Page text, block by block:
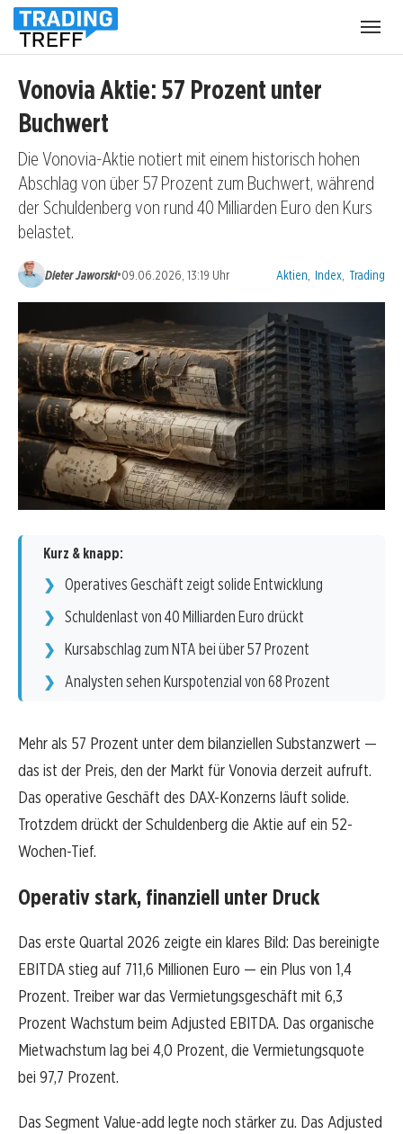
Vonovia Aktie: 57 Prozent unter
Buchwert
Die Vonovia-Aktie notiert mit einem historisch hohen
Abschlag von über 57 Prozent zum Buchwert, während
der Schuldenberg von rund 40 Milliarden Euro den Kurs
belastet.
Dieter Jaworski•09.06.2026, 13:19 Uhr Kategorien:
Aktien Index Trading
Kurz & knapp:
Operatives Geschäft zeigt solide Entwicklung
Schuldenlast von 40 Milliarden Euro drückt
Kursabschlag zum NTA bei über 57 Prozent
Analysten sehen Kurspotenzial von 68 Prozent
Mehr als 57 Prozent unter dem bilanziellen Substanzwert —
das ist der Preis, den der Markt für Vonovia derzeit aufruft.
Das operative Geschäft des DAX-Konzerns läuft solide.
Trotzdem drückt der Schuldenberg die Aktie auf ein 52-
Wochen-Tief.
Operativ stark, finanziell unter Druck
Das erste Quartal 2026 zeigte ein klares Bild: Das bereinigte
EBITDA stieg auf 711,6 Millionen Euro — ein Plus von 1,4
Prozent. Treiber war das Vermietungsgeschäft mit 6,3
Prozent Wachstum beim Adjusted EBITDA. Das organische
Mietwachstum lag bei 4,0 Prozent, die Vermietungsquote
bei 97,7 Prozent.
Das Segment Value-add legte noch stärker zu. Das Adjusted